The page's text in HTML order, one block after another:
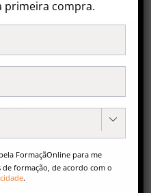
primeira compra.

FormaçãOnline para me
formação, de acordo com o
.